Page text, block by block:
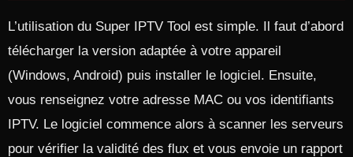
L’utilisation du Super IPTV Tool est simple. Il faut d’abord
télécharger la version adaptée à votre appareil
(Windows, Android) puis installer le logiciel. Ensuite,
vous renseignez votre adresse MAC ou vos identifiants
IPTV. Le logiciel commence alors à scanner les serveurs
pour vérifier la validité des flux et vous envoie un rapport